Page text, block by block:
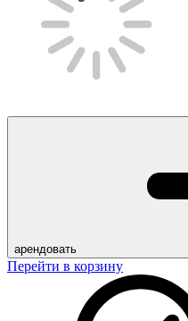
арендовать
Перейти в корзину